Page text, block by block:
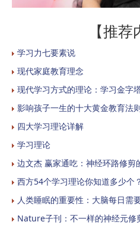
【推荐
学习力七要素说
现代家庭教育理念
现代学习方式的理论：学习金字
影响孩子一生的十大黄金教育法
四大学习理论详解
学习理论
边文杰 赢家通吃：神经环路修剪
西方54个学习理论你知道多少个
人类睡眠的重要性：大脑每日需
Nature子刊：不一样的神经元修